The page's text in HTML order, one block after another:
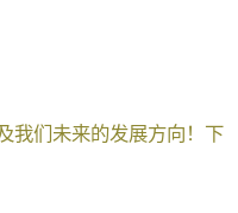
们未来的发展方向！ 下